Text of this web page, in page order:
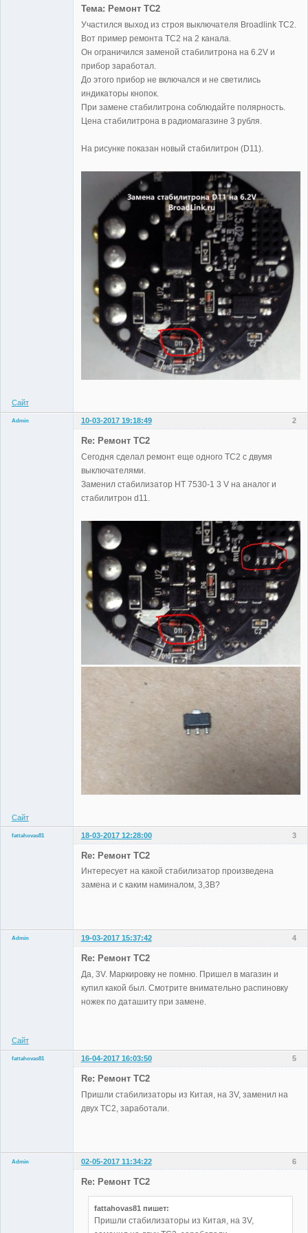
Тема: Ремонт TC2
Участился выход из строя выключателя Broadlink TC2.
Вот пример ремонта TC2 на 2 канала.
Он ограничился заменой стабилитрона на 6.2V и
прибор заработал.
До этого прибор не включался и не светились
индикаторы кнопок.
При замене стабилитрона соблюдайте полярность.
Цена стабилитрона в радиомагазине 3 рубля.
На рисунке показан новый стабилитрон (D11).
Сайт
2
Admin 10-03-2017 19:18:49
Re: Ремонт TC2
Сегодня сделал ремонт еще одного TC2 с двумя
выключателями.
Заменил стабилизатор HT 7530-1 3 V на аналог и
стабилитрон d11.
Сайт
3
fattahovas81
18-03-2017 12:28:00
Re: Ремонт TC2
Интересует на какой стабилизатор произведена
замена и с каким наминалом, 3,3В?
4
Admin 19-03-2017 15:37:42
Re: Ремонт TC2
Да, 3V. Маркировку не помню. Пришел в магазин и
купил какой был. Смотрите внимательно распиновку
ножек по даташиту при замене.
Сайт
5
fattahovas81
16-04-2017 16:03:50
Re: Ремонт TC2
Пришли стабилизаторы из Китая, на 3V, заменил на
двух TC2, заработали.
6
Admin 02-05-2017 11:34:22
Re: Ремонт TC2
fattahovas81 пишет:
Пришли стабилизаторы из Китая, на 3V,